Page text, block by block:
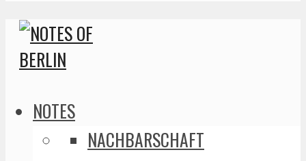
NOTES
NACHBARSCHAFT